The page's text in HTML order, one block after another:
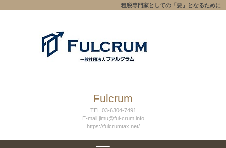
租税専門家としての「要」となるために
Fulcrum
TEL.03-6304-7491
E-mail.jimu@ful-crum.info
https://fulcrumtax.net/